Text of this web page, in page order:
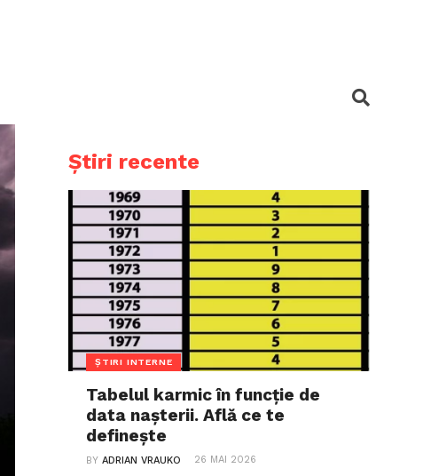
Știri recente
ȘTIRI INTERNE
Tabelul karmic în funcție de
data nașterii. Află ce te
definește
BYADRIAN VRAUKO 26 MAI 2026